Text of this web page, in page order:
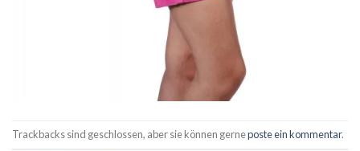
Trackbacks sind geschlossen, aber sie können gerneposte ein kommentar.